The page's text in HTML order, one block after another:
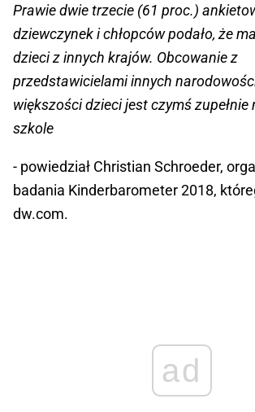
Prawie dwie trzecie (61 proc.)
dziewczynek i chłopców podało, że
dzieci z innych krajów. Obcowanie z
przedstawicielami innych
większości dzieci jest czymś
szkole
- powiedział Christian Schroeder,
badania Kinderbarometer 2018,
dw.com.
ad